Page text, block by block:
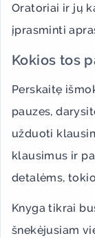
Oratoriai ir jų
įprasminti
Kokios tos
Perskaitę
pauzes,
užduoti
klausimus ir
detalėms,
Knyga tikrai
šnekėjusiam